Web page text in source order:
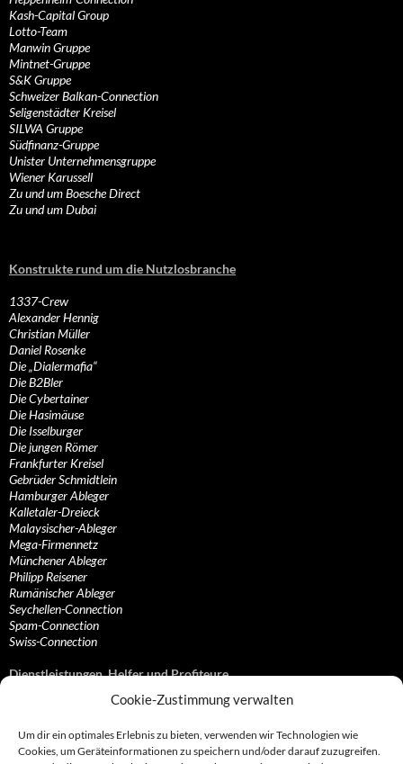
Cookie-Zustimmung verwalten
Um dir ein optimales Erlebnis zu bieten, verwenden wir Technologien wie
Cookies, um Geräteinformationen zu speichern und/oder darauf zuzugreifen.
Kash-Capital Group
Lotto-Team
Manwin Gruppe
Mintnet-Gruppe
S&K Gruppe
Schweizer Balkan-Connection
Seligenstädter Kreisel
SILWA Gruppe
Südfinanz-Gruppe
Unister Unternehmensgruppe
Wiener Karussell
Zu und um Boesche Direct
Zu und um Dubai
Konstrukte rund um die Nutzlosbranche
1337-Crew
Alexander Hennig
Christian Müller
Daniel Rosenke
Die „Dialermafia“
Die B2Bler
Die Cybertainer
Die Hasimäuse
Die Isselburger
Die jungen Römer
Frankfurter Kreisel
Gebrüder Schmidtlein
Hamburger Ableger
Kalletaler-Dreieck
Malaysischer-Ableger
Mega-Firmennetz
Münchener Ableger
Philipp Reisener
Rumänischer Ableger
Seychellen-Connection
Spam-Connection
Swiss-Connection
Dienstleistungen, Helfer und Profiteure
Anonymisierungsdienste, VPN- und Web-Proxy…
Bezahlsysteme, Finanzdienstleister und…
Bürodienstleister, Firmengründer- und/oder…